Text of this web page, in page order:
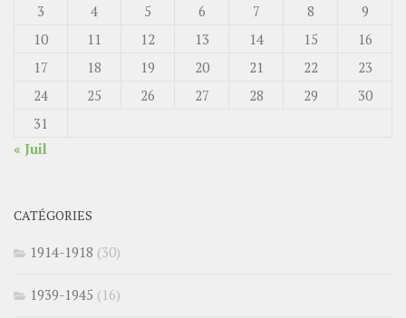
3
4 5 6 7 8
9
10
11 12 13 14 15
16
17
18 19 20 21 22
23
24
25 26 27 28 29
30
31
« Juil
CATÉGORIES
1914-1918 (30)
1939-1945 (16)